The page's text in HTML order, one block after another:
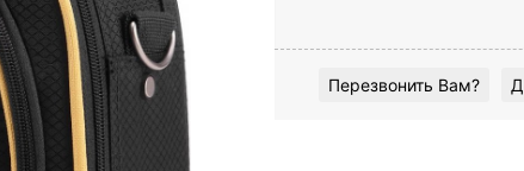
Перезвонить Вам?